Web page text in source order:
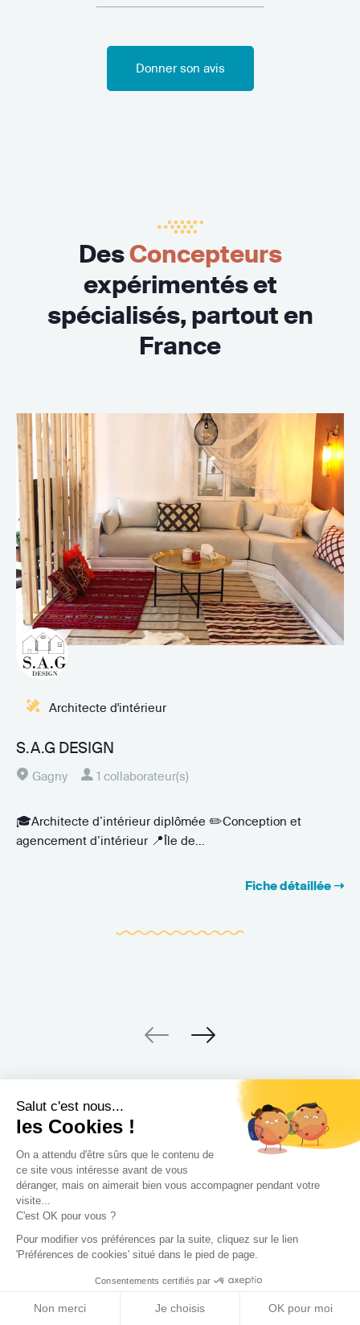
Salut c'est nous...
les Cookies !
On a attendu d'être sûrs que le contenu de
ce site vous intéresse avant de vous
déranger, mais on aimerait bien vous accompagner pendant votre
visite...
C'est OK pour vous ?
Pour modifier vos préférences par la suite, cliquez sur le lien
'Préférences de cookies' situé dans le pied de page.
Consentements certifiés par
Non merci Je choisis OK pour moi
Donner son avis
DesConcepteurs
expérimentés et
spécialisés, partout en
France
Architecte d'intérieur
S.A.G DESIGN
Gagny 1 collaborateur(s)
🎓Architecte d’intérieur diplômée ✏️Conception et
agencement d’intérieur 📍Île de...
Fiche détaillée ➝
Discutez de votre projet en
tête à tête avec nos
architectes